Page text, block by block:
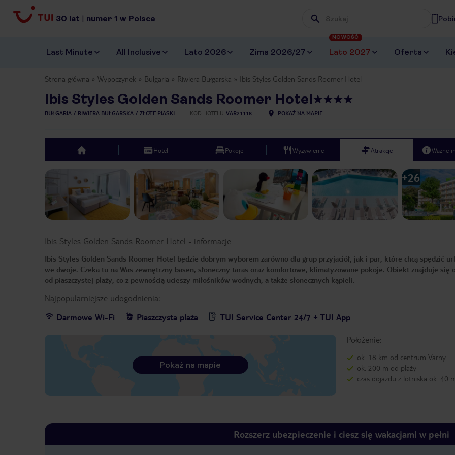
30 lat | numer 1 w Polsce Wpisz frazę, której szukasz
Last Minute All Inclusive Lato 2026 Zima 2026/27 Lato 2027
NOWOŚĆ
Oferta
Strona główna Wypoczynek Bułgaria Riwiera Bułgarska Ibis Styles Golden Sands Roomer Hotel
Ibis Styles Golden Sands Roomer Hotel
BUŁGARIA RIWIERA BUŁGARSKA ZŁOTE PIASKI KOD HOTELU VAR21118 POKAŻ NA MAPIE
top Hotel Pokoje Wyżywienie Atrakcje Ważne
Previous slide +26
Ibis Styles Golden Sands Roomer Hotel - informacje
Ibis Styles Golden Sands Roomer Hotel będzie dobrym wyborem zarówno dla grup przyjaciół, jak i par, które chcą spędzić
we dwoje. Czeka tu na Was zewnętrzny basen, słoneczny taras oraz komfortowe, klimatyzowane pokoje. Obiekt znajduje się
od piaszczystej plaży, co z pewnością ucieszy miłośników wodnych, a także słonecznych kąpieli.
Najpopularniejsze udogodnienia:
Darmowe Wi-Fi
Piaszczysta plaża TUI Service Center 24/7 + TUI App
Położenie:
ok. 18 km od centrum Varny
ok. 200 m od plaży
czas dojazdu z lotniska ok. 40
Pokaż na mapie
Rozszerz ubezpieczenie i ciesz się wakacjami w pełni